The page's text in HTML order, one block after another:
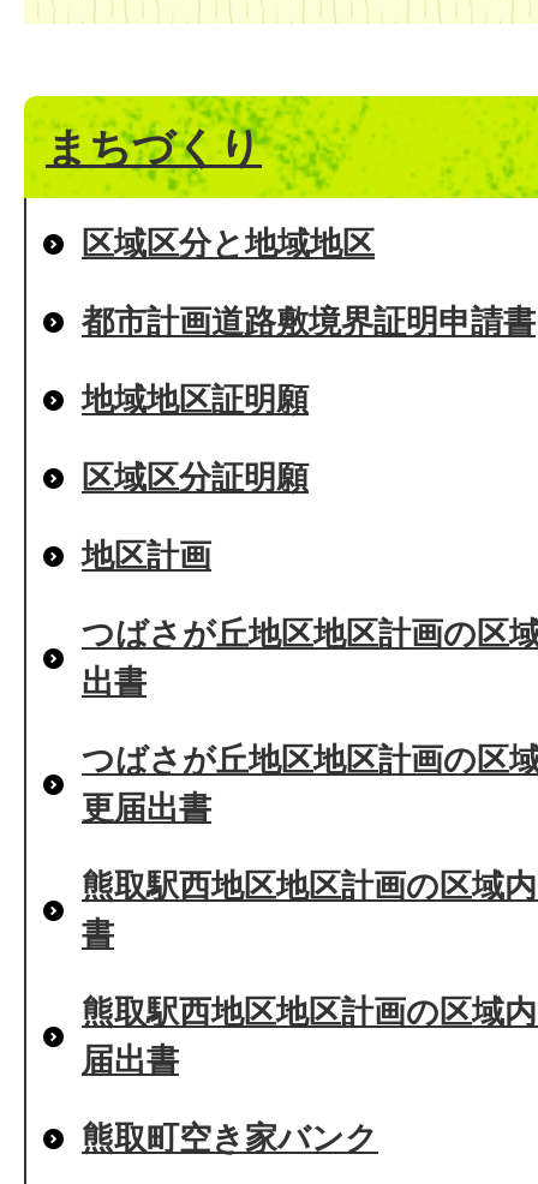
まちづくり
区域区分と地域地区
都市計画道路敷境界証明申請書
地域地区証明願
区域区分証明願
地区計画
つばさが丘地区地区計画の区
出書
つばさが丘地区地区計画の区
更届出書
熊取駅西地区地区計画の区域
書
熊取駅西地区地区計画の区域
届出書
熊取町空き家バンク